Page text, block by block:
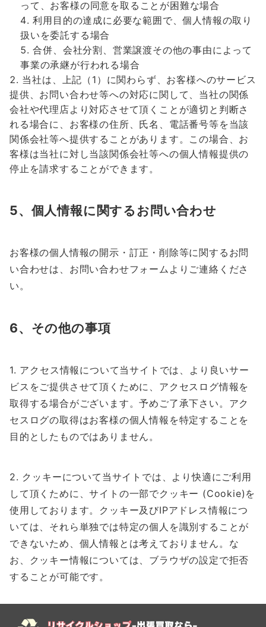
って、お客様の同意を取ることが困難な場合
利用目的の達成に必要な範囲で、個人情報の取り
扱いを委託する場合
合併、会社分割、営業譲渡その他の事由によって
事業の承継が行われる場合
当社は、上記（1）に関わらず、お客様へのサービス
提供、お問い合わせ等への対応に関して、当社の関係
会社や代理店より対応させて頂くことが適切と判断さ
れる場合に、お客様の住所、氏名、電話番号等を当該
関係会社等へ提供することがあります。この場合、お
客様は当社に対し当該関係会社等への個人情報提供の
停止を請求することができます。
5、個人情報に関するお問い合わせ
お客様の個人情報の開示・訂正・削除等に関するお問
い合わせは、お問い合わせフォームよりご連絡くださ
い。
6、その他の事項
1. アクセス情報について当サイトでは、より良いサー
ビスをご提供させて頂くために、アクセスログ情報を
取得する場合がございます。予めご了承下さい。アク
セスログの取得はお客様の個人情報を特定することを
目的としたものではありません。
2. クッキーについて当サイトでは、より快適にご利用
して頂くために、サイトの一部でクッキー (Cookie)を
使用しております。クッキー及びIPアドレス情報につ
いては、それら単独では特定の個人を識別することが
できないため、個人情報とは考えておりません。な
お、クッキー情報については、ブラウザの設定で拒否
することが可能です。